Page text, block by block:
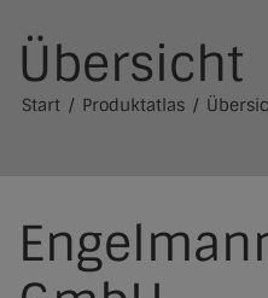
Grüne Fernwärme
Die Plattform
Großwärmepumpen
Iserlohn
Wasserstoff
Kommunale Wärmeplanung
Leitfaden & Regelwerk
Rechtlicher Rahmen
Werkzeuge für Kommunen
Werkzeuge für Versorger
Netzwerke
Regionale Netzwerke
Produktatlas
Übersicht
Start Produktatlas